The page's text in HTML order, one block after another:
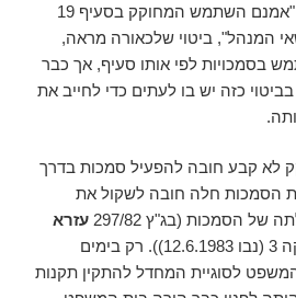
לביצועו", הרי שנקבע כי "אמנם השתמש המחוקק בסעיף 19
המנהל", ביטוי שלכאורה מראה,
בסמכויות לפי אותו סעיף, אך כבר
כזה יש בו לעתים כדי לחייב את
לא קבע חובה להפעיל סמכות בדרך
הסמכות חלה חובה לשקול את
הסמכות (בג"ץ 297/82
עזרא
פסקה 3 (נבו 12.6.1983)). רק בימים
לסוגיית המחדל להתקין תקנות